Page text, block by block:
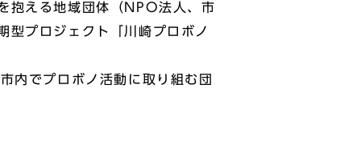
抱える地域団体（NPO法人、市
型プロジェクト「川崎プロボノ
内でプロボノ活動に取り組む団